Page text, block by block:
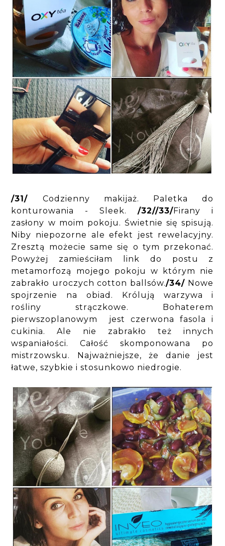
/31/ Codzienny makijaż. Paletka do
konturowania - Sleek./32//33/Firany i
zasłony w moim pokoju. Świetnie się spisują.
Niby niepozorne ale efekt jest rewelacyjny.
Zresztą możecie same się o tym przekonać.
Powyżej zamieściłam link do postu z
metamorfozą mojego pokoju w którym nie
zabrakło uroczych cotton ballsów./34/ Nowe
spojrzenie na obiad. Królują warzywa i
rośliny strączkowe. Bohaterem
pierwszoplanowym jest czerwona fasola i
cukinia. Ale nie zabrakło też innych
wspaniałości. Całość skomponowana po
mistrzowsku. Najważniejsze, że danie jest
łatwe, szybkie i stosunkowo niedrogie.